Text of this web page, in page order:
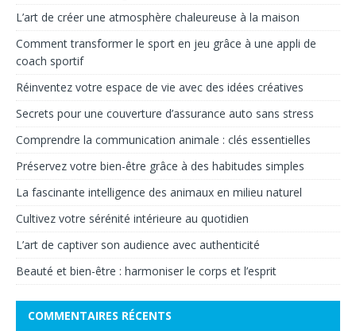
L’art de créer une atmosphère chaleureuse à la maison
Comment transformer le sport en jeu grâce à une appli de
coach sportif
Réinventez votre espace de vie avec des idées créatives
Secrets pour une couverture d’assurance auto sans stress
Comprendre la communication animale : clés essentielles
Préservez votre bien-être grâce à des habitudes simples
La fascinante intelligence des animaux en milieu naturel
Cultivez votre sérénité intérieure au quotidien
L’art de captiver son audience avec authenticité
Beauté et bien-être : harmoniser le corps et l’esprit
COMMENTAIRES RÉCENTS